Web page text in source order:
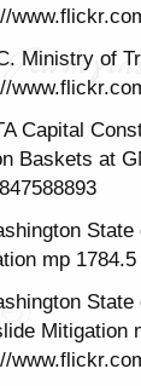
Ministry of
Capital
Baskets at
mp
Mitigation